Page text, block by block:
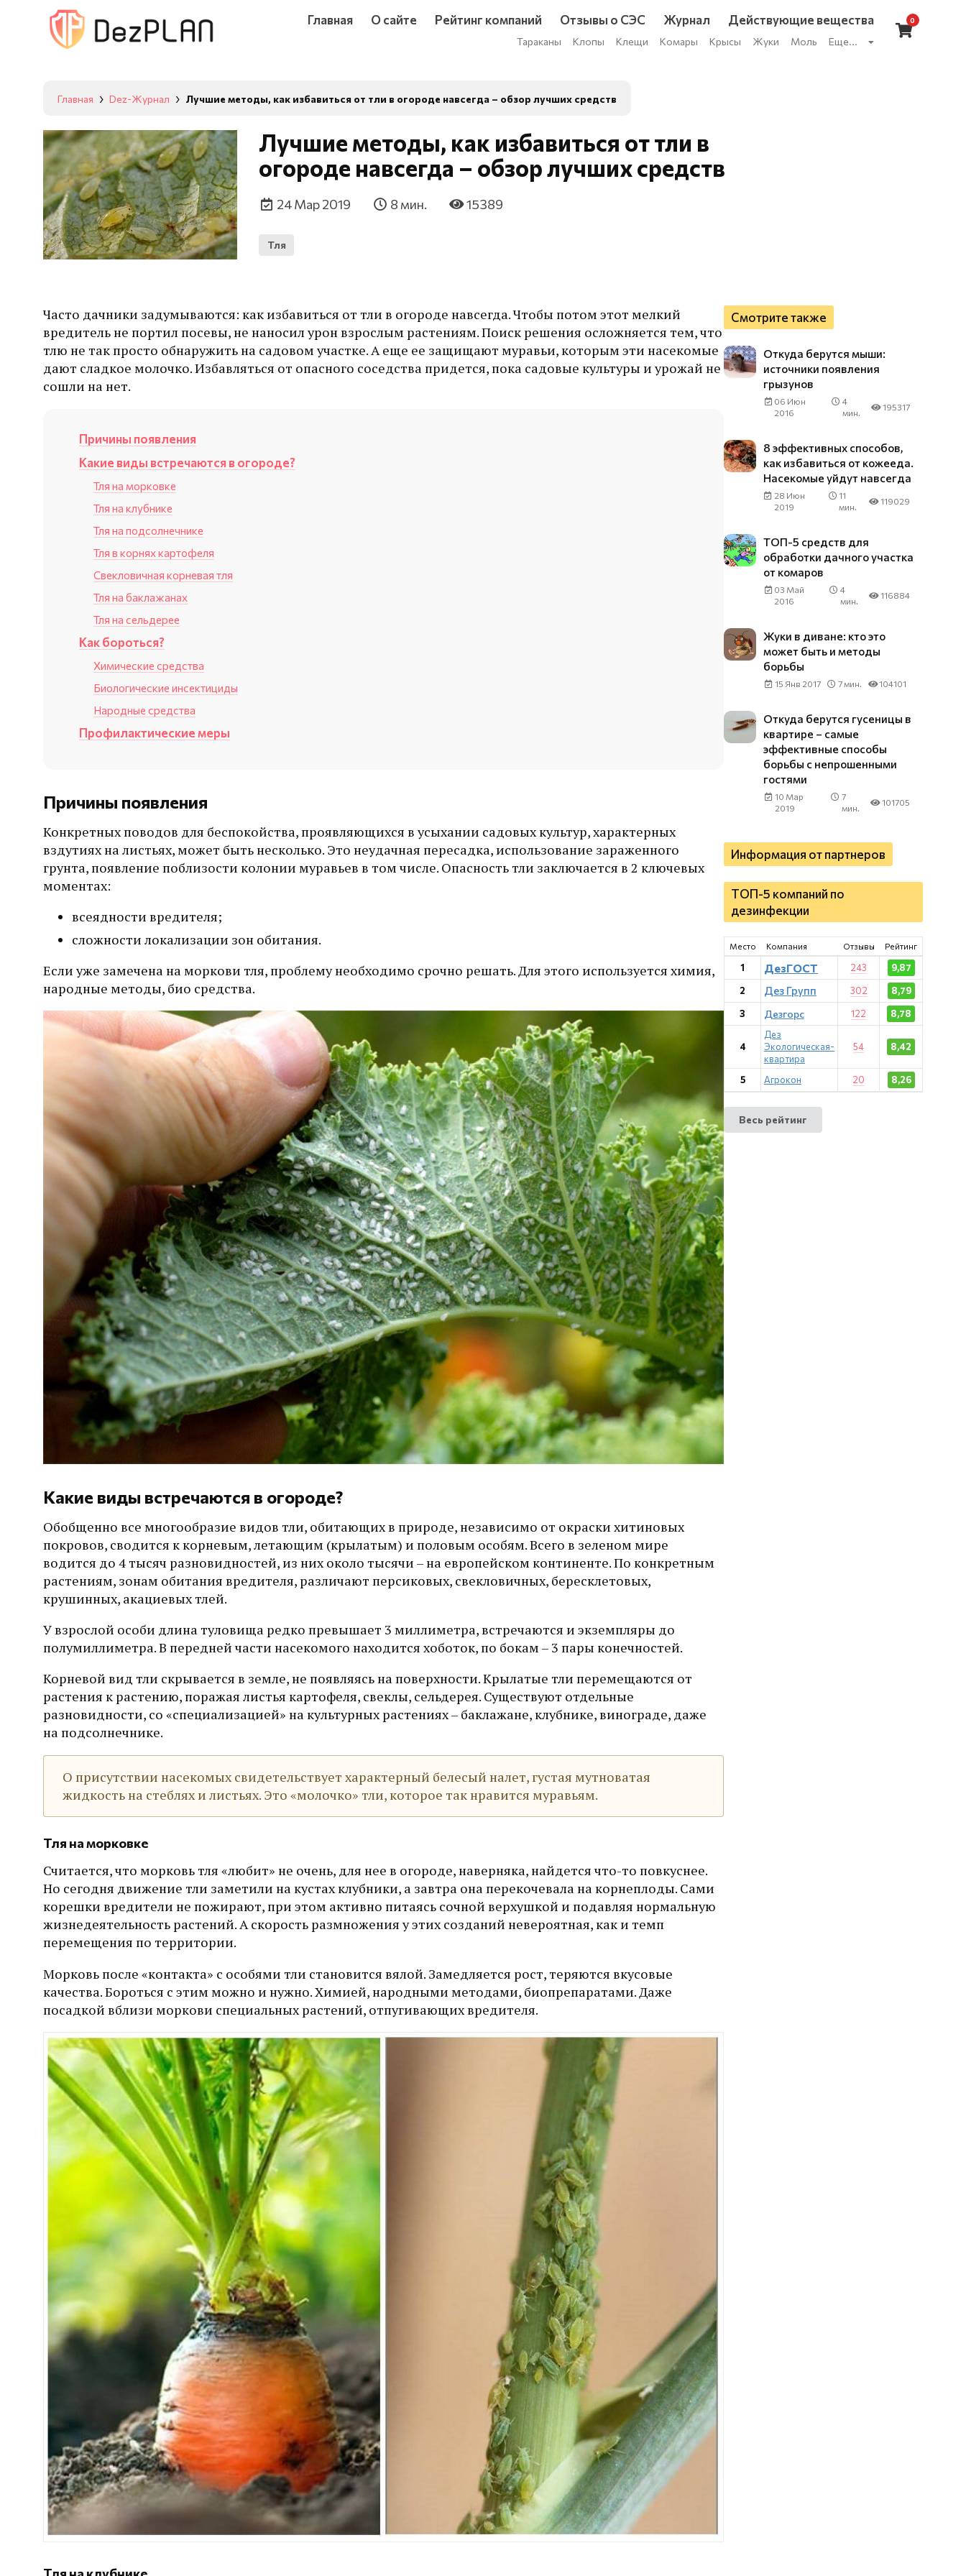
Главная О сайте Рейтинг компаний Отзывы о СЭС Журнал Действующие вещества
Тараканы Клопы Клещи Комары Крысы Жуки Моль Еще...
0
Главная Dez-Журнал Лучшие методы, как избавиться от тли в огороде навсегда – обзор лучших средств
Лучшие методы, как избавиться от тли в
огороде навсегда – обзор лучших средств
24 Мар 2019 8 мин. 15389
Тля
Часто дачники задумываются: как избавиться от тли в огороде навсегда. Чтобы потом этот мелкий
вредитель не портил посевы, не наносил урон взрослым растениям. Поиск решения осложняется тем, что
тлю не так просто обнаружить на садовом участке. А еще ее защищают муравьи, которым эти насекомые
дают сладкое молочко. Избавляться от опасного соседства придется, пока садовые культуры и урожай не
сошли на нет.
Причины появления
Какие виды встречаются в огороде?
Тля на морковке
Тля на клубнике
Тля на подсолнечнике
Тля в корнях картофеля
Свекловичная корневая тля
Тля на баклажанах
Тля на сельдерее
Как бороться?
Химические средства
Биологические инсектициды
Народные средства
Профилактические меры
Причины появления
Конкретных поводов для беспокойства, проявляющихся в усыхании садовых культур, характерных
вздутиях на листьях, может быть несколько. Это неудачная пересадка, использование зараженного
грунта, появление поблизости колонии муравьев в том числе. Опасность тли заключается в 2 ключевых
моментах:
всеядности вредителя;
сложности локализации зон обитания.
Если уже замечена на моркови тля, проблему необходимо срочно решать. Для этого используется химия,
народные методы, био средства.
Какие виды встречаются в огороде?
Обобщенно все многообразие видов тли, обитающих в природе, независимо от окраски хитиновых
покровов, сводится к корневым, летающим (крылатым) и половым особям. Всего в зеленом мире
водится до 4 тысяч разновидностей, из них около тысячи – на европейском континенте. По конкретным
растениям, зонам обитания вредителя, различают персиковых, свекловичных, бересклетовых,
крушинных, акациевых тлей.
У взрослой особи длина туловища редко превышает 3 миллиметра, встречаются и экземпляры до
полумиллиметра. В передней части насекомого находится хоботок, по бокам – 3 пары конечностей.
Корневой вид тли скрывается в земле, не появляясь на поверхности. Крылатые тли перемещаются от
растения к растению, поражая листья картофеля, свеклы, сельдерея. Существуют отдельные
разновидности, со «специализацией» на культурных растениях – баклажане, клубнике, винограде, даже
на подсолнечнике.
О присутствии насекомых свидетельствует характерный белесый налет, густая мутноватая
жидкость на стеблях и листьях. Это «молочко» тли, которое так нравится муравьям.
Тля на морковке
Считается, что морковь тля «любит» не очень, для нее в огороде, наверняка, найдется что-то повкуснее.
Но сегодня движение тли заметили на кустах клубники, а завтра она перекочевала на корнеплоды. Сами
корешки вредители не пожирают, при этом активно питаясь сочной верхушкой и подавляя нормальную
жизнедеятельность растений. А скорость размножения у этих созданий невероятная, как и темп
перемещения по территории.
Морковь после «контакта» с особями тли становится вялой. Замедляется рост, теряются вкусовые
качества. Бороться с этим можно и нужно. Химией, народными методами, биопрепаратами. Даже
посадкой вблизи моркови специальных растений, отпугивающих вредителя.
ТОП-5 компаний по
дезинфекции
Место Компания Отзывы Рейтинг
1 ДезГОСТ 243
9,87
2
Дез Групп 302
8,79
3
Дезгорс 122 8,78
4
Дез
Экологическая-
квартира
54 8,42
5 Агрокон 20 8,26
Весь рейтинг
Смотрите также
Откуда берутся мыши:
источники появления
грызунов
06 Июн
2016
4
мин.
195317
8 эффективных способов,
как избавиться от кожееда.
Насекомые уйдут навсегда
28 Июн
2019
11
мин.
119029
ТОП-5 средств для
обработки дачного участка
от комаров
03 Май
2016
4
мин.
116884
Жуки в диване: кто это
может быть и методы
борьбы
15 Янв 2017 7 мин. 104101
Откуда берутся гусеницы в
квартире – самые
эффективные способы
борьбы с непрошенными
гостями
10 Мар
2019
7
мин.
101705
Информация от партнеров